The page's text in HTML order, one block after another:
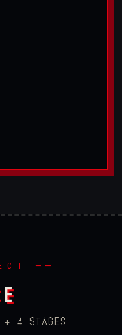
──
4 STAGES